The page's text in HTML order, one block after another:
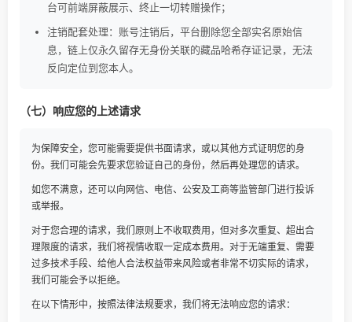
台可前端屏蔽展示、终止一切转赠操作；
注销配套处理：账号注销后，平台删除您全部实名原始信
息，链上仅永久留存无身份关联的藏品哈希存证记录，无法
反向定位到您本人。
（七）响应您的上述请求
为保障安全，您可能需要提供书面请求，或以其他方式证明您的身
份。我们可能会先要求您验证自己的身份，然后再处理您的请求。
如您不满意，还可以向网信、电信、公安及工商等监管部门进行投诉
或举报。
对于您合理的请求，我们原则上不收取费用，但对多次重复、超出合
理限度的请求，我们将视情收取一定成本费用。对于无端重复、需要
过多技术手段、给他人合法权益带来风险或者非常不切实际的请求，
我们可能会予以拒绝。
在以下情形中，按照法律法规要求，我们将无法响应您的请求：